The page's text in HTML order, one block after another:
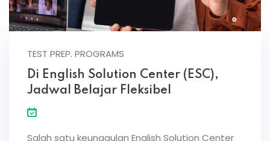
TEST PREP. PROGRAMS
Di English Solution Center (ESC),
Jadwal Belajar Fleksibel
Salah satu keunggulan English Solution Center